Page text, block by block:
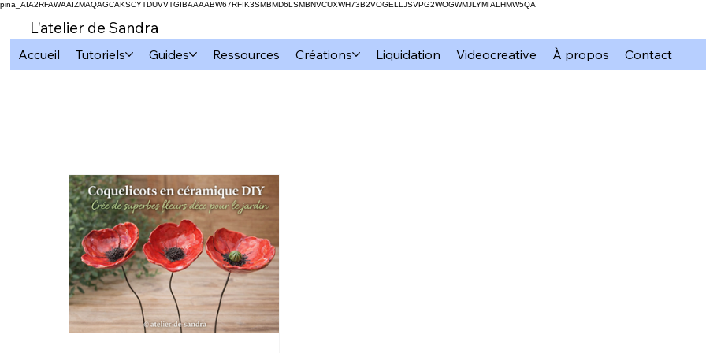
pina_AIA2RFAWAAIZMAQAGCAKSCYTDUVVTGIBAAAABW67RFIK3SMBMD6LSMBNVCUXWH73B2VOGELLJSVPG2WOGWMJLYMIALHMW5QA
L'atelier de Sandra
Accueil Tutoriels Guides Ressources Créations Liquidation Videocreative À propos Contact